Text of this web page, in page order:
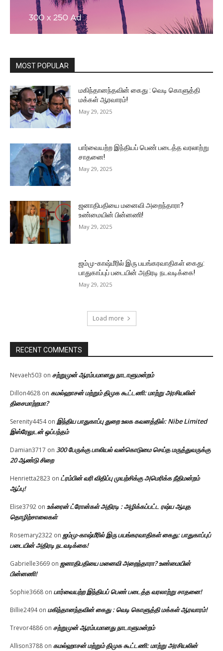
MOST POPULAR
மகிந்தானந்தவின் கைது : வெடி கொளுத்தி
மக்கள் ஆரவாரம்!
May 29, 2025
பார்வையற்ற இந்தியப் பெண் படைத்த வரலாற்று
சாதனை!
May 29, 2025
ஜனாதிபதியை மனைவி அறைந்தாரா?
உண்மையின் பின்னணி!
May 29, 2025
ஜம்மு-காஷ்மீரில் இரு பயங்கரவாதிகள் கைது:
பாதுகாப்புப் படையின் அதிரடி நடவடிக்கை!
May 29, 2025
Load more
RECENT COMMENTS
Nevaeh503 on சற்றுமுன் ஆரம்பமானது நாடாளுமன்றம்
Dillon4628 on கமல்ஹாசன் மற்றும் திமுக கூட்டணி: மாற்று அரசியலின்
திசைமாற்றமா?
Serenity4454onஇந்திய பாதுகாப்பு துறை உலக கவனத்தில்: Nibe Limited
இஸ்ரேலுடன் ஒப்பந்தம்
Damian3717 on 300 பேருக்கு பாலியல் வன்கொடுமை செய்த மருத்துவருக்கு
20 ஆண்டு சிறை
Henrietta2823 on ட்ரம்பின் வரி விதிப்பு முயற்சிக்கு அமெரிக்க நீதிமன்றம்
ஆப்பு!
Elise3792 on உக்ரைன் ட்ரோன்கள் அதிரடி : அழிக்கப்பட்ட ரஷ்ய ஆயுத
தொழிற்சாலைகள்
Rosemary2322 onஜம்மு-காஷ்மீரில் இரு பயங்கரவாதிகள் கைது: பாதுகாப்புப்
படையின் அதிரடி நடவடிக்கை!
Gabrielle3669 onஜனாதிபதியை மனைவி அறைந்தாரா? உண்மையின்
பின்னணி!
Sophie3668 on பார்வையற்ற இந்தியப் பெண் படைத்த வரலாற்று சாதனை!
Billie2494on மகிந்தானந்தவின் கைது : வெடி கொளுத்தி மக்கள் ஆரவாரம்!
Trevor4886 on சற்றுமுன் ஆரம்பமானது நாடாளுமன்றம்
Allison3788 on கமல்ஹாசன் மற்றும் திமுக கூட்டணி: மாற்று அரசியலின்